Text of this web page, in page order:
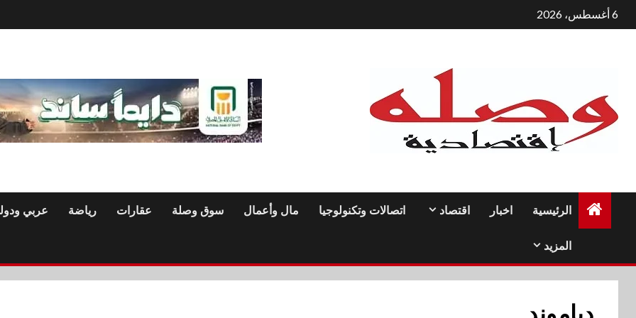
التجاوز
إلى
6 أغسطس، 2026
الرئيسية اخبار اقتصاد اتصالات وتكنولوجيا مال وأعمال سوق وصلة عقارات رياضة عربي
المزيد